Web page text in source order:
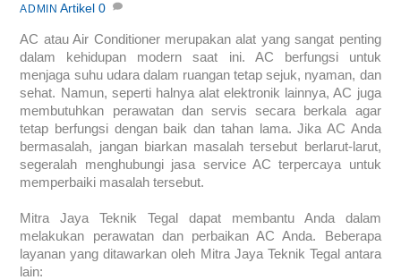
ADMIN Artikel 0
AC atau Air Conditioner merupakan alat yang sangat penting
dalam kehidupan modern saat ini. AC berfungsi untuk
menjaga suhu udara dalam ruangan tetap sejuk, nyaman, dan
sehat. Namun, seperti halnya alat elektronik lainnya, AC juga
membutuhkan perawatan dan servis secara berkala agar
tetap berfungsi dengan baik dan tahan lama. Jika AC Anda
bermasalah, jangan biarkan masalah tersebut berlarut-larut,
segeralah menghubungi jasa service AC terpercaya untuk
memperbaiki masalah tersebut.
Mitra Jaya Teknik Tegal dapat membantu Anda dalam
melakukan perawatan dan perbaikan AC Anda. Beberapa
layanan yang ditawarkan oleh Mitra Jaya Teknik Tegal antara
lain: